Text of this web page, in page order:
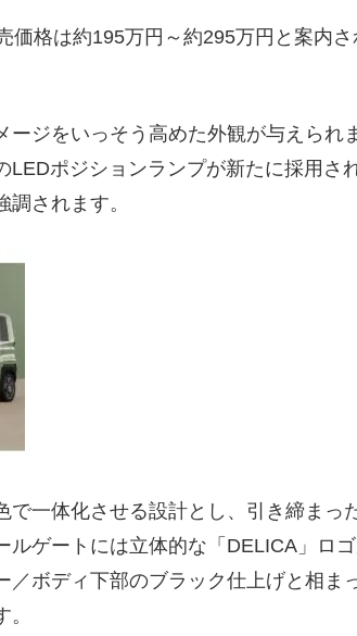
価格は約195万円～約295万円と案内さ
ージをいっそう高めた外観が与えられ
LEDポジションランプが新たに採用さ
されます。
で一体化させる設計とし、引き締まっ
ゲートには立体的な「DELICA」ロゴ
／ボディ下部のブラック仕上げと相ま